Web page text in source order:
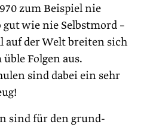
zum Beispiel nie
wie nie Selbstmord –
auf der Welt breiten sich
Folgen aus.
sind dabei ein sehr
sind für den grund­